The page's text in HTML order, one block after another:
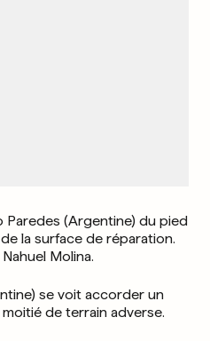
Paredes (Argentine) du pied
la surface de réparation.
Molina.
se voit accorder un
de terrain adverse.